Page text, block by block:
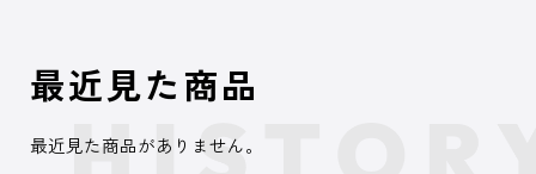
最近見た商品
最近見た商品がありません。